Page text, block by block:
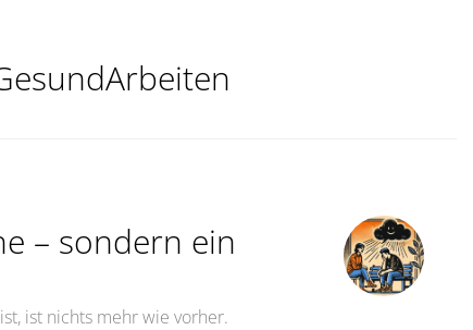
– sondern ein
ist nichts mehr wie vorher.